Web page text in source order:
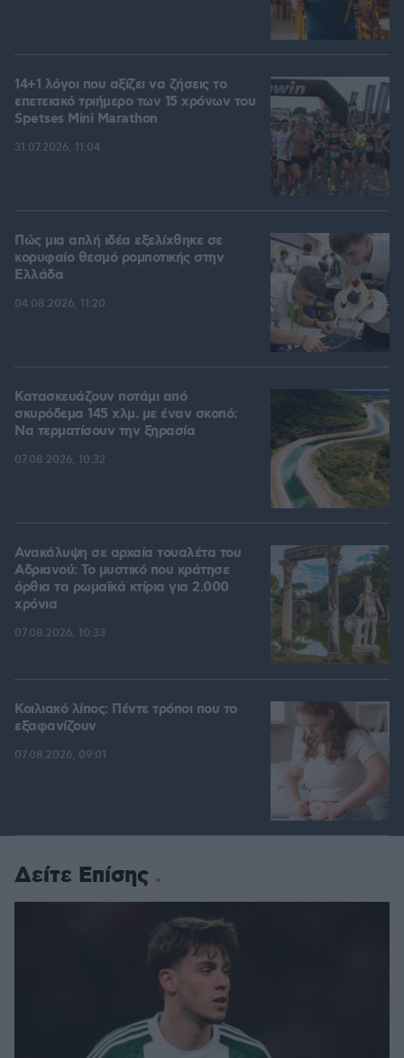
14+1 λόγοι που αξίζει να ζήσεις το
επετειακό τριήμερο των 15 χρόνων του
Spetses Mini Marathon
31.07.2026, 11:04
Πώς μια απλή ιδέα εξελίχθηκε σε
κορυφαίο θεσμό ρομποτικής στην
Ελλάδα
04.08.2026, 11:20
Κατασκευάζουν ποτάμι από
σκυρόδεμα 145 χλμ. με έναν σκοπό:
Να τερματίσουν την ξηρασία
07.08.2026, 10:32
Ανακάλυψη σε αρχαία τουαλέτα του
Αδριανού: Το μυστικό που κράτησε
όρθια τα ρωμαϊκά κτίρια για 2.000
χρόνια
07.08.2026, 10:33
Κοιλιακό λίπος: Πέντε τρόποι που το
εξαφανίζουν
07.08.2026, 09:01
Δείτε Επίσης